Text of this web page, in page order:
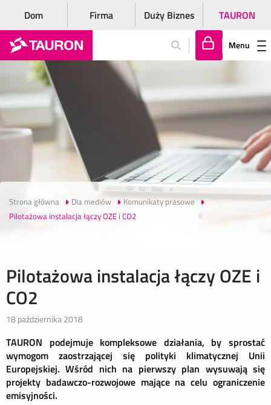
Dom Firma Duży Biznes TAURON
lo
gu
j
si
ę
Menu
Strona główna Dla mediów
Komunikaty prasowe
Pilotażowa instalacja łączy OZE i CO2
Pilotażowa instalacja łączy OZE i
CO2
18 października 2018
TAURON podejmuje kompleksowe działania, by sprostać
wymogom zaostrzającej się polityki klimatycznej Unii
Europejskiej. Wśród nich na pierwszy plan wysuwają się
projekty badawczo-rozwojowe mające na celu ograniczenie
emisyjności.